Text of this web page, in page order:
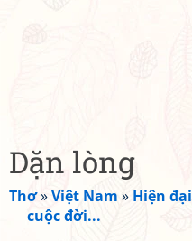
Dặn lòng
Thơ»Việt Nam » Hiện đại
cuộc đời...